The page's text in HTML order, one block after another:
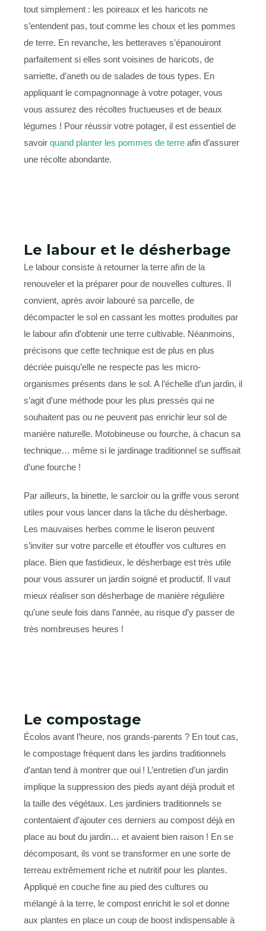
tout simplement : les poireaux et les haricots ne
s’entendent pas, tout comme les choux et les pommes
de terre. En revanche, les betteraves s’épanouiront
parfaitement si elles sont voisines de haricots, de
sarriette, d’aneth ou de salades de tous types. En
appliquant le compagnonnage à votre potager, vous
vous assurez des récoltes fructueuses et de beaux
légumes ! Pour réussir votre potager, il est essentiel de
savoir quand planter les pommes de terre afin d’assurer
une récolte abondante.
Le labour et le désherbage
Le labour consiste à retourner la terre afin de la
renouveler et la préparer pour de nouvelles cultures. Il
convient, après avoir labouré sa parcelle, de
décompacter le sol en cassant les mottes produites par
le labour afin d’obtenir une terre cultivable. Néanmoins,
précisons que cette technique est de plus en plus
décriée puisqu’elle ne respecte pas les micro-
organismes présents dans le sol. A l’échelle d’un jardin, il
s’agit d’une méthode pour les plus pressés qui ne
souhaitent pas ou ne peuvent pas enrichir leur sol de
manière naturelle. Motobineuse ou fourche, à chacun sa
technique… même si le jardinage traditionnel se suffisait
d’une fourche !
Par ailleurs, la binette, le sarcloir ou la griffe vous seront
utiles pour vous lancer dans la tâche du désherbage.
Les mauvaises herbes comme le liseron peuvent
s’inviter sur votre parcelle et étouffer vos cultures en
place. Bien que fastidieux, le désherbage est très utile
pour vous assurer un jardin soigné et productif. Il vaut
mieux réaliser son désherbage de manière régulière
qu’une seule fois dans l’année, au risque d’y passer de
très nombreuses heures !
Le compostage
Écolos avant l’heure, nos grands-parents ? En tout cas,
le compostage fréquent dans les jardins traditionnels
d’antan tend à montrer que oui ! L’entretien d’un jardin
implique la suppression des pieds ayant déjà produit et
la taille des végétaux. Les jardiniers traditionnels se
contentaient d’ajouter ces derniers au compost déjà en
place au bout du jardin… et avaient bien raison ! En se
décomposant, ils vont se transformer en une sorte de
terreau extrêmement riche et nutritif pour les plantes.
Appliqué en couche fine au pied des cultures ou
mélangé à la terre, le compost enrichit le sol et donne
aux plantes en place un coup de boost indispensable à